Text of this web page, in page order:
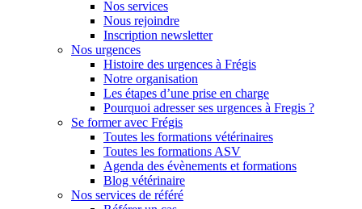
Nos services
Nous rejoindre
Inscription newsletter
Nos urgences
Histoire des urgences à Frégis
Notre organisation
Les étapes d’une prise en charge
Pourquoi adresser ses urgences à Fregis ?
Se former avec Frégis
Toutes les formations vétérinaires
Toutes les formations ASV
Agenda des évènements et formations
Blog vétérinaire
Nos services de référé